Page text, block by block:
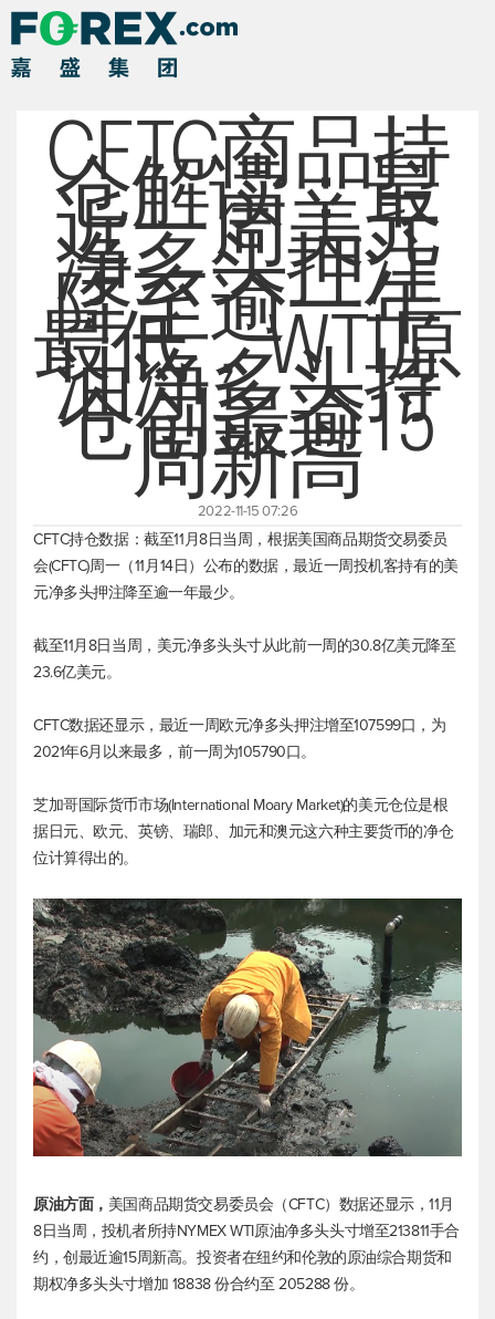
CFTC商品持
仓解读：最
近一周美元
净多头押注
降至逾一年
最低，WTI原
油净多头持
仓创最逾15
周新高
2022-11-15 07:26
CFTC持仓数据：截至11月8日当周，根据美国商品期货交易委员
会(CFTC)周一（11月14日）公布的数据，最近一周投机客持有的美
元净多头押注降至逾一年最少。
截至11月8日当周，美元净多头头寸从此前一周的30.8亿美元降至
23.6亿美元。
CFTC数据还显示，最近一周欧元净多头押注增至107599口，为
2021年6月以来最多，前一周为105790口。
芝加哥国际货币市场(International Moary Market)的美元仓位是根
据日元、欧元、英镑、瑞郎、加元和澳元这六种主要货币的净仓
位计算得出的。
原油方面， 美国商品期货交易委员会（CFTC）数据还显示，11月
8日当周，投机者所持NYMEX WTI原油净多头头寸增至213811手合
约，创最近逾15周新高。投资者在纽约和伦敦的原油综合期货和
期权净多头头寸增加 18838 份合约至 205288 份。